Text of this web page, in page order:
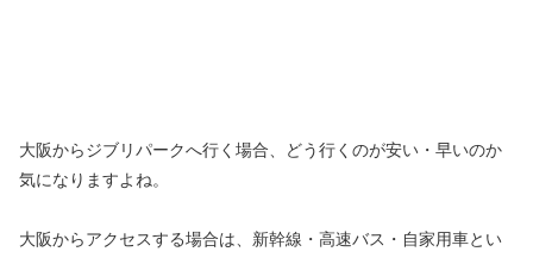
大阪からジブリパークへ行く場合、どう行くのが安い・早いのか
気になりますよね。
大阪からアクセスする場合は、新幹線・高速バス・自家用車とい